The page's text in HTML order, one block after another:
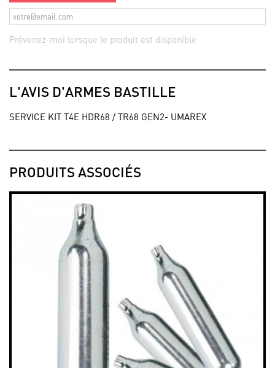
Prévenez-moi lorsque le produit est disponible
L'AVIS D'ARMES BASTILLE
SERVICE KIT T4E HDR68 / TR68 GEN2- UMAREX
PRODUITS ASSOCIÉS